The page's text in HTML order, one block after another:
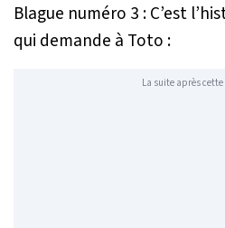
Blague numéro 3 : C’est
qui demande à Toto :
La suite après